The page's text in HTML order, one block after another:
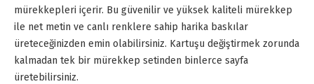
mürekkepleri içerir. Bu güvenilir ve yüksek kaliteli mürekkep
ile net metin ve canlı renklere sahip harika baskılar
üreteceğinizden emin olabilirsiniz. Kartuşu değiştirmek zorunda
kalmadan tek bir mürekkep setinden binlerce sayfa
üretebilirsiniz.